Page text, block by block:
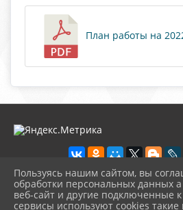
План работы на
2026 г. novosb.sherbok.ru
Пользуясь нашим сайтом, вы
обработки персональных данных
веб-сайт и другие подключенные
сервисы используют cookies